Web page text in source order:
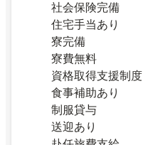
社会保険完備
住宅手当あり
寮完備
寮費無料
資格取得支援制度
食事補助あり
制服貸与
送迎あり